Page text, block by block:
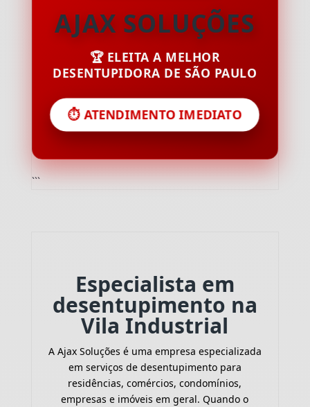
AJAX SOLUÇÕES
🏆 ELEITA A MELHOR
DESENTUPIDORA DE SÃO PAULO
⏱️ ATENDIMENTO IMEDIATO
```
Especialista em
desentupimento na
Vila Industrial
A Ajax Soluções é uma empresa especializada
em serviços de desentupimento para
residências, comércios, condomínios,
empresas e imóveis em geral. Quando o